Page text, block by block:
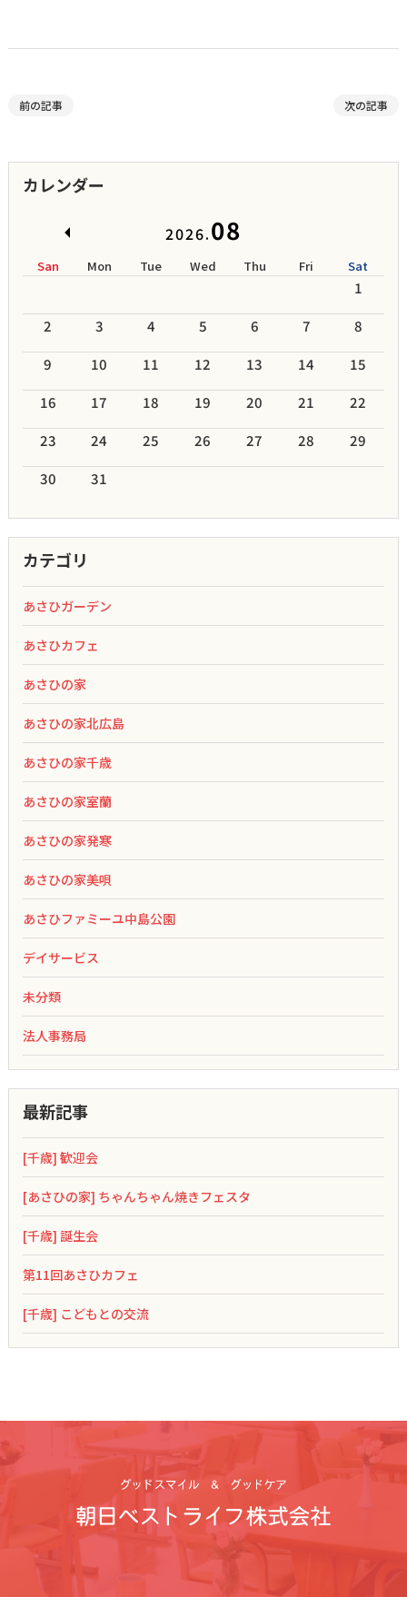
前の記事 次の記事
カレンダー
2026.08
San Mon Tue Wed Thu Fri Sat
1
2
3 4 5 6 7
8
9
10 11 12 13 14
15
16
17 18 19 20 21
22
23
24 25 26 27 28
29
30
31
カテゴリ
あさひガーデン
あさひカフェ
あさひの家
あさひの家北広島
あさひの家千歳
あさひの家室蘭
あさひの家発寒
あさひの家美唄
あさひファミーユ中島公園
デイサービス
未分類
法人事務局
最新記事
[千歳] 歓迎会
[あさひの家] ちゃんちゃん焼きフェスタ
[千歳] 誕生会
第11回あさひカフェ
[千歳] こどもとの交流